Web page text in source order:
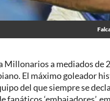
Millonarios a mediados de
El máximo goleador
del que siempre se